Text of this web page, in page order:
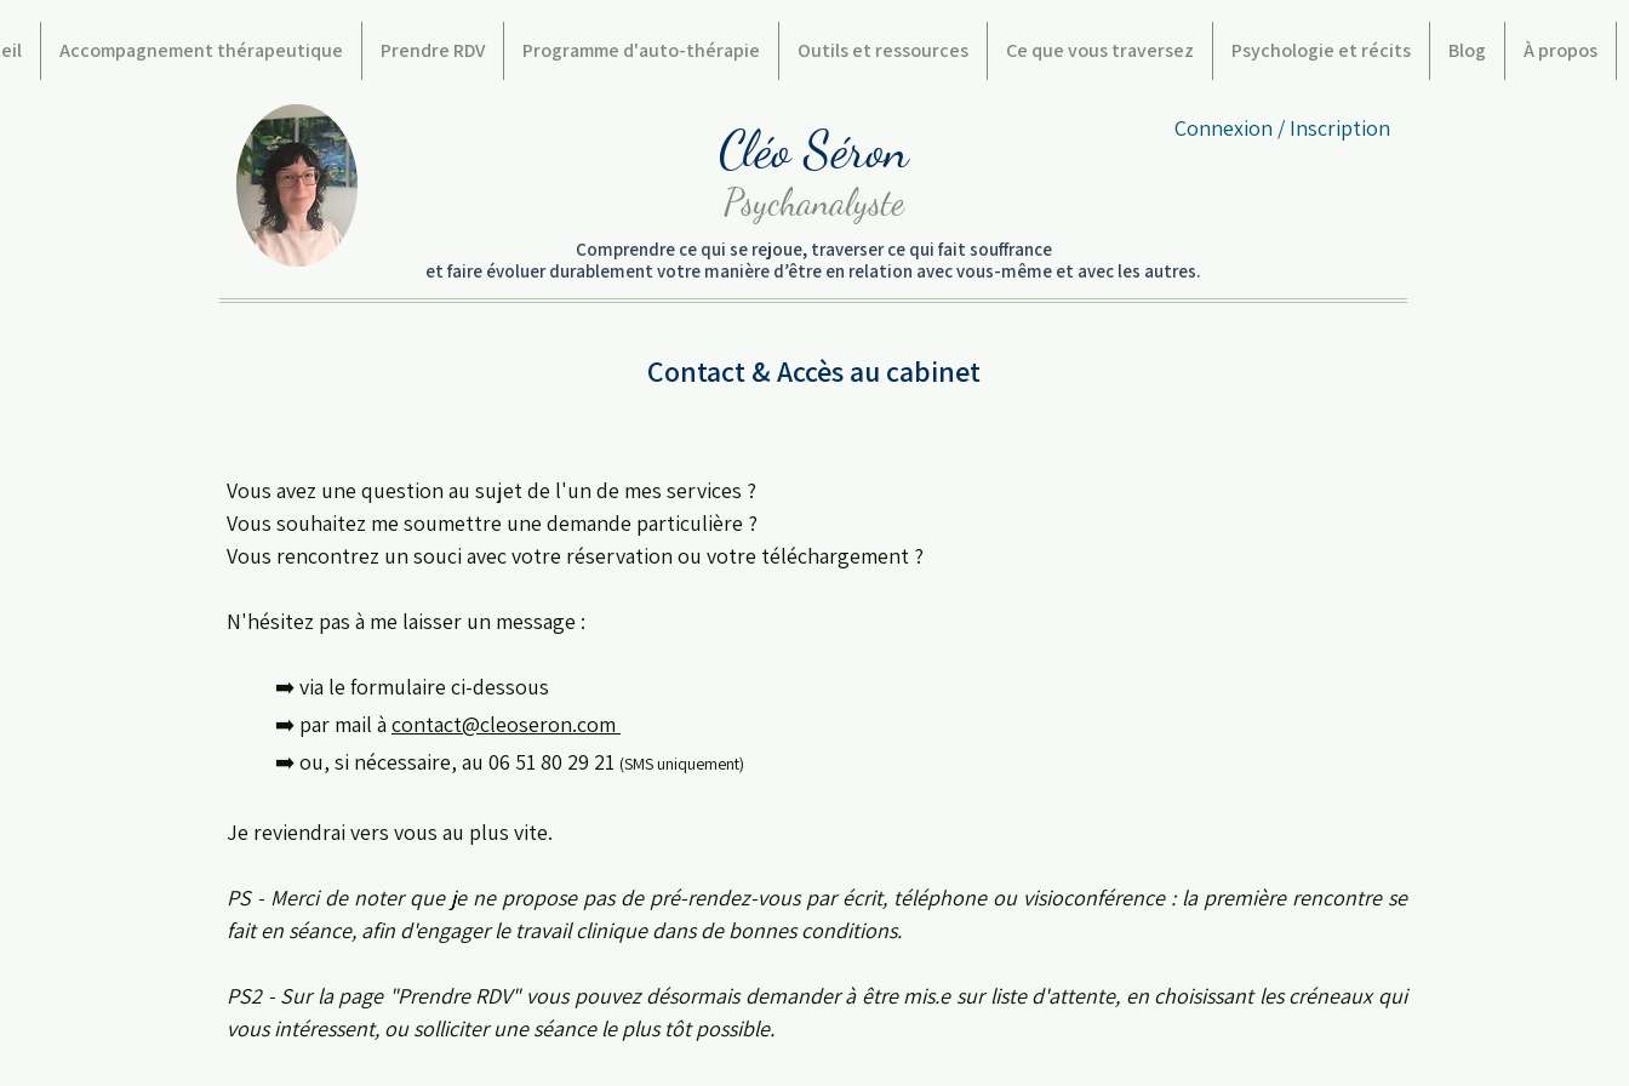
Accompagnement thérapeutique Prendre RDV Programme d'auto-thérapie Outils et ressources Ce que vous traversez Psychologie et récits Blog À propos
Cléo Séron Connexion / Inscription
Psychanalyste
Comprendre ce qui se rejoue, traverser ce qui fait souffrance
et faire évoluer durablement votre manière d’être en relation avec vous-même et avec les autres.
Contact & Accès au cabinet
Vous avez une question au sujet de l'un de mes services ?
Vous souhaitez me soumettre une demande particulière ?
Vous rencontrez un souci avec votre réservation ou votre téléchargement ?
N'hésitez pas à me laisser un message :
➡️via le formulaire ci-dessous
➡️ par mail à contact@cleoseron.com
➡️ou, si nécessaire, au 06 51 80 29 21 (SMS uniquement)
Je reviendrai vers vous au plus vite.​​
PS - Merci de noter que je ne propose pas de pré-rendez-vous par écrit, téléphone ou visioconférence : la première rencontre se
fait en séance, afin d'engager le travail clinique dans de bonnes conditions.
PS2 - Sur la page "Prendre RDV" vous pouvez désormais demander à être mis.e sur liste d'attente, en choisissant les créneaux qui
vous intéressent, ou solliciter une séance le plus tôt possible.